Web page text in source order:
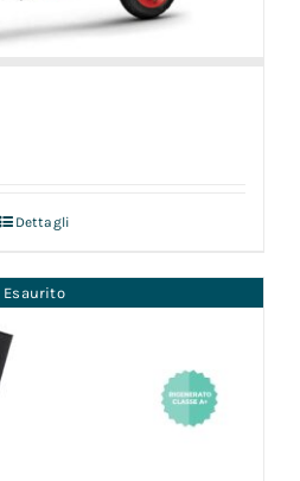
Dettagli
Esaurito